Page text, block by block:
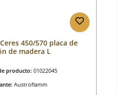
450/570 placa de
de madera L
producto: 01022045
Austroflamm